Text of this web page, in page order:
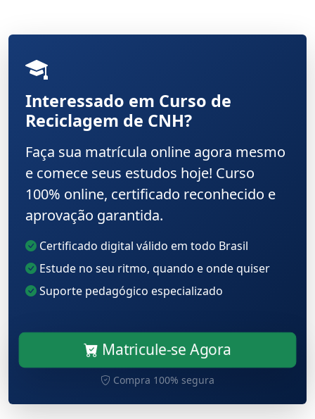
Interessado em Curso de
Reciclagem de CNH?
Faça sua matrícula online agora mesmo
e comece seus estudos hoje! Curso
100% online, certificado reconhecido e
aprovação garantida.
Certificado digital válido em todo Brasil
Estude no seu ritmo, quando e onde quiser
Suporte pedagógico especializado
Matricule-se Agora
Compra 100% segura